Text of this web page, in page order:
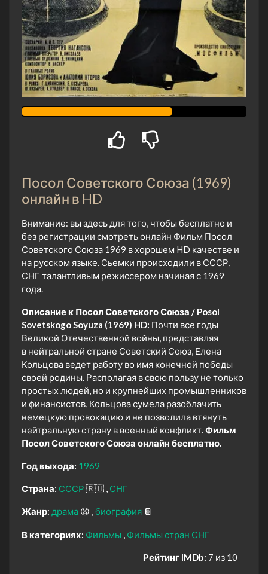
Посол Советского Союза (1969)
онлайн в HD
Внимание: вы здесь для того, чтобы бесплатно и
без регистрации смотреть онлайн Фильм Посол
Советского Союза 1969 в хорошем HD качестве и
на русском языке. Сьемки происходили в СССР,
СНГ талантливым режиссером начиная с 1969
года.
Описание к Посол Советского Союза / Posol
Sovetskogo Soyuza (1969) HD: Почти все годы
Великой Отечественной войны, представляя
в нейтральной стране Советский Союз, Елена
Кольцова ведет работу во имя конечной победы
своей родины. Располагая в свою пользу не только
простых людей, но и крупнейших промышленников
и финансистов, Кольцова сумела разоблачить
немецкую провокацию и не позволила втянуть
нейтральную страну в военный конфликт.Фильм
Посол Советского Союза онлайн бесплатно.
Год выхода: 1969
Страна: СССР 🇷🇺 СНГ
Жанр: драма 😫 биография 📔
В категориях: Фильмы Фильмы стран СНГ
Рейтинг IMDb: 7 из 10